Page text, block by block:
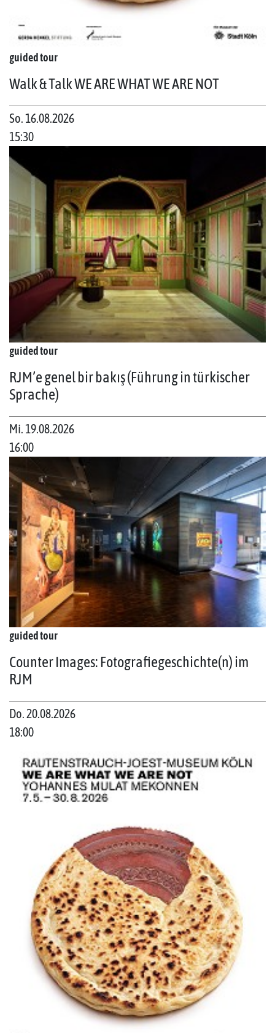
guided tour
Walk & Talk WE ARE WHAT WE ARE NOT
So. 16.08.2026
15:30
guided tour
RJM’e genel bir bakış (Führung in türkischer
Sprache)
Mi. 19.08.2026
16:00
guided tour
Counter Images: Fotografiegeschichte(n) im
RJM
Do. 20.08.2026
18:00